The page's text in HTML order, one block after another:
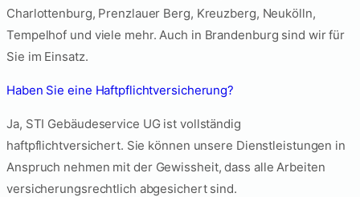
Charlottenburg, Prenzlauer Berg, Kreuzberg, Neukölln,
Tempelhof und viele mehr. Auch in Brandenburg sind wir für
Sie im Einsatz.
Haben Sie eine Haftpflichtversicherung?
Ja, STI Gebäudeservice UG ist vollständig
haftpflichtversichert. Sie können unsere Dienstleistungen in
Anspruch nehmen mit der Gewissheit, dass alle Arbeiten
versicherungsrechtlich abgesichert sind.